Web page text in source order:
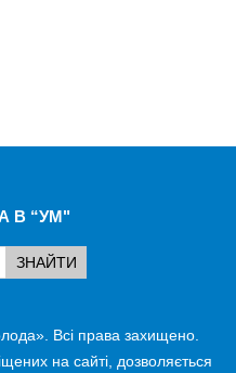
В “УМ"
Всі права захищено.
на сайті, дозволяється